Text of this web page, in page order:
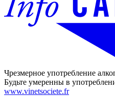
Чрезмерное употребление
Будьте умеренны в
www.vinetsociete.fr